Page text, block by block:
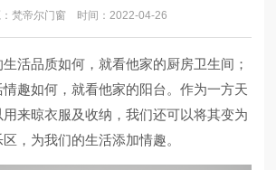
梵帝尔门窗 时间：2022-04-26
活品质如何，就看他家的厨房卫生间；
趣如何，就看他家的阳台。作为一方天
来晾衣服及收纳，我们还可以将其变为
，为我们的生活添加情趣。